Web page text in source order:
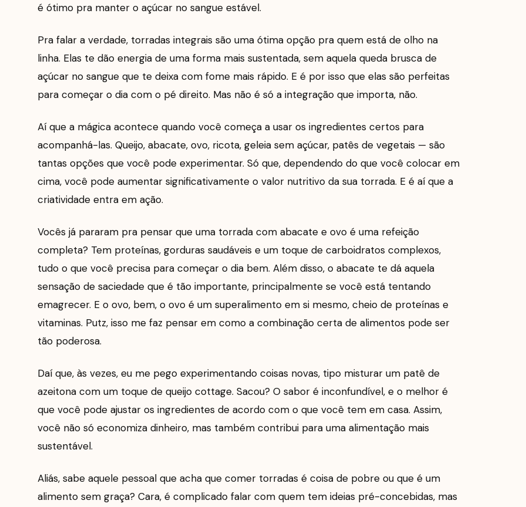
é ótimo pra manter o açúcar no sangue estável.
Pra falar a verdade, torradas integrais são uma ótima opção pra quem está de olho na
linha. Elas te dão energia de uma forma mais sustentada, sem aquela queda brusca de
açúcar no sangue que te deixa com fome mais rápido. E é por isso que elas são perfeitas
para começar o dia com o pé direito. Mas não é só a integração que importa, não.
Aí que a mágica acontece quando você começa a usar os ingredientes certos para
acompanhá-las. Queijo, abacate, ovo, ricota, geleia sem açúcar, patês de vegetais — são
tantas opções que você pode experimentar. Só que, dependendo do que você colocar em
cima, você pode aumentar significativamente o valor nutritivo da sua torrada. E é aí que a
criatividade entra em ação.
Vocês já pararam pra pensar que uma torrada com abacate e ovo é uma refeição
completa? Tem proteínas, gorduras saudáveis e um toque de carboidratos complexos,
tudo o que você precisa para começar o dia bem. Além disso, o abacate te dá aquela
sensação de saciedade que é tão importante, principalmente se você está tentando
emagrecer. E o ovo, bem, o ovo é um superalimento em si mesmo, cheio de proteínas e
vitaminas. Putz, isso me faz pensar em como a combinação certa de alimentos pode ser
tão poderosa.
Daí que, às vezes, eu me pego experimentando coisas novas, tipo misturar um patê de
azeitona com um toque de queijo cottage. Sacou? O sabor é inconfundível, e o melhor é
que você pode ajustar os ingredientes de acordo com o que você tem em casa. Assim,
você não só economiza dinheiro, mas também contribui para uma alimentação mais
sustentável.
Aliás, sabe aquele pessoal que acha que comer torradas é coisa de pobre ou que é um
alimento sem graça? Cara, é complicado falar com quem tem ideias pré-concebidas, mas